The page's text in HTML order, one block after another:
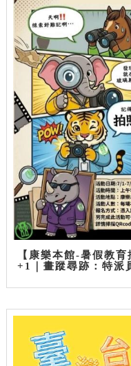
【康樂本館-暑假教
+1｜畫蹤尋跡：特派